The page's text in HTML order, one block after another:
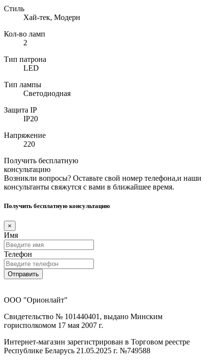
Стиль
Хай-тек, Модерн
Кол-во ламп
2
Тип патрона
LED
Тип лампы
Светодиодная
Защита IP
IP20
Напряжение
220
Получить бесплатную
консультацию
Возникли вопросы? Оставьте свой номер телефона,и наши
консультанты свяжутся с вами в ближайшее время.
Получить бесплатную консультацию
×
Имя
Телефон
Отправить
ООО "Орионлайт"
Свидетельство № 101440401, выдано Минским
горисполкомом 17 мая 2007 г.
Интернет-магазин зарегистрирован в Торговом реестре
Республике Беларусь 21.05.2025 г. №749588